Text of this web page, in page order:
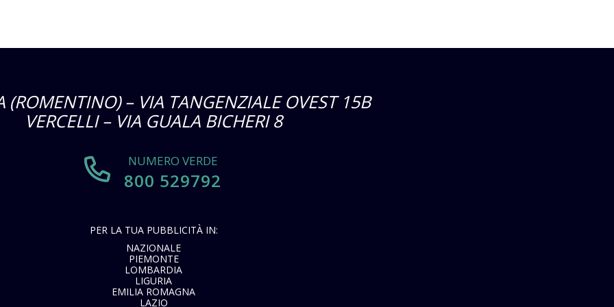
(ROMENTINO) – VIA TANGENZIALE OVEST 15B
VERCELLI – VIA GUALA BICHERI 8
NUMERO VERDE
800 529792
PER LA TUA PUBBLICITÀ IN:
NAZIONALE
PIEMONTE
LOMBARDIA
LIGURIA
EMILIA ROMAGNA
LAZIO